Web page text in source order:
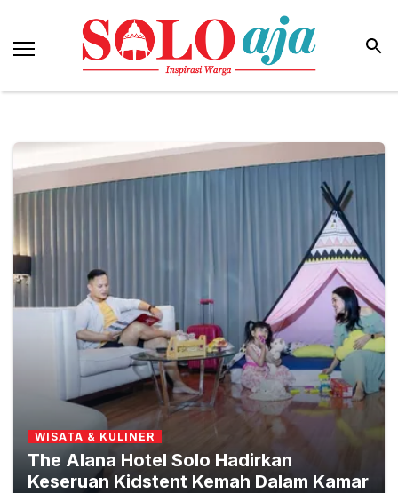
WISATA & KULINER
The Alana Hotel Solo Hadirkan
Keseruan Kidstent Kemah Dalam Kamar